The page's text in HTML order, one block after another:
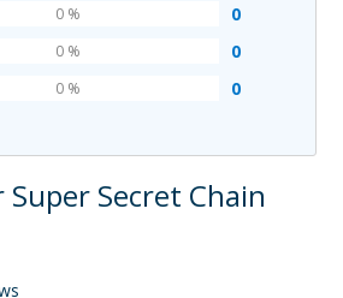
0
0 %
0
0 %
0
0 %
Super Secret Chain